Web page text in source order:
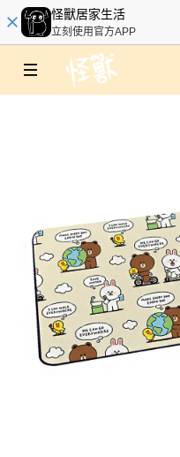
怪獸居家生活
立刻使用官方APP